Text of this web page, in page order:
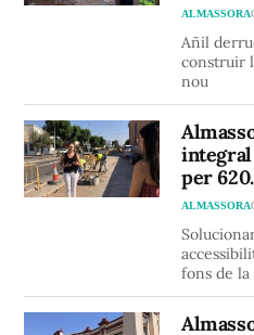
ALMASSORA
Añil
construir
nou
integral
per
ALMASSORA
fons de la